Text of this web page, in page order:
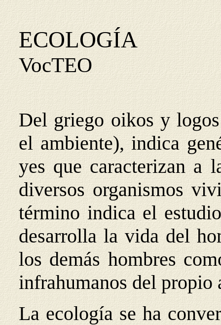
ECOLOGÍA
VocTEO
Del griego oikos y
el ambiente), indica
yes que caracterizan a
diversos organismos
término indica el
desarrolla la vida del
los demás hombres
infrahumanos del propio
La ecología se ha